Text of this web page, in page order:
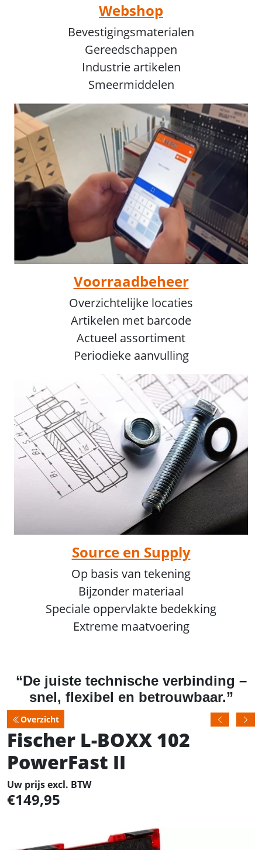
Webshop
Bevestigingsmaterialen
Gereedschappen
Industrie artikelen
Smeermiddelen
Voorraadbeheer
Overzichtelijke locaties
Artikelen met barcode
Actueel assortiment
Periodieke aanvulling
Source en Supply
Op basis van tekening
Bijzonder materiaal
Speciale oppervlakte bedekking
Extreme maatvoering
“De juiste technische verbinding –
snel, flexibel en betrouwbaar.”
Overzicht
Fischer L-BOXX 102
PowerFast II
Uw prijs excl. BTW
149,95